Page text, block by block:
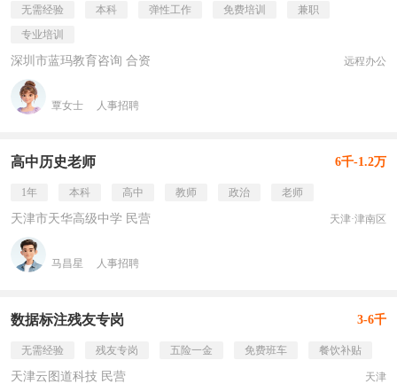
无需经验 本科 弹性工作 免费培训
兼职
专业培训
深圳市蓝玛教育咨询 合资 远程办公
覃女士 人事招聘
高中历史老师 6千-1.2万
1年 本科 高中 教师 政治 老师
天津市天华高级中学 民营 天津·津南区
马昌星 人事招聘
数据标注残友专岗 3-6千
无需经验 残友专岗 五险一金 免费班车 餐饮补贴
天津云图道科技 民营 天津